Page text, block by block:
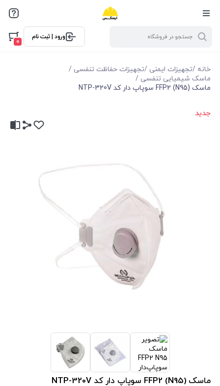
ورود | ثبت نام
0
خانه /تجهیزات ایمنی /تجهیزات حفاظت تنفسی /
ماسک شیمیایی تنفسی /
ماسک FFP2 (N95) سوپاپ دار کد NTP-320V
جدید
ماسک FFP2 (N95) سوپاپ دار کد NTP-320V